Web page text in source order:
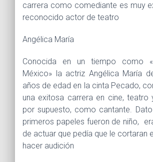
carrera como comediante es muy
reconocido actor de teatro
Angélica María
Conocida en un tiempo como
México» la actriz Angélica María
años de edad en la cinta Pecado,
una exitosa carrera en cine, teatro
por supuesto, como cantante.
primeros papeles fueron de niño,
de actuar que pedía que le cortaran
hacer audición